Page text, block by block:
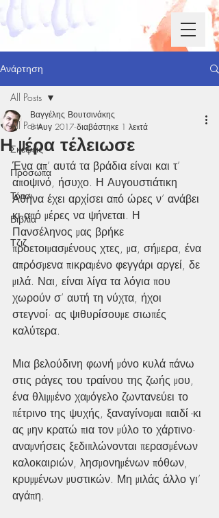
Ανάρτηση
All Posts
Σκέψεις
Πρόσωπα
Τόποι
Βιβλία
Τζιζ
All Posts
Η μέρα τέλειωσε
Βαγγέλης Βουτσινάκης
8 Αυγ 2017 διαβάστηκε 1 λεπτά
Ένα απ’ αυτά τα βράδια είναι και τ’
αποψινό, ήσυχο. Η Αυγουστιάτικη
Αθήνα έχει αρχίσει από ώρες ν’ ανάβει
κι από μέρες να ψήνεται. Η
Πανσέληνος μας βρήκε
προετοιμασμένους χτες, μα, σήμερα, ένα
απρόσμενα πικραμένο φεγγάρι αργεί, δε
μιλά. Ναι, είναι λίγα τα λόγια που
χωρούν σ’ αυτή τη νύχτα, ήχοι
στεγνοί· ας ψιθυρίσουμε σιωπές
καλύτερα.
Μια βελούδινη φωνή μόνο κυλά πάνω
στις ράγες του τραίνου της ζωής μου,
ένα θλιμμένο χαμόγελο ζωντανεύει το
πέτρινο της ψυχής, ξαναγίνομαι παιδί -κι
ας μην κρατώ πια τον μύλο το χάρτινο·
αναμνήσεις ξεδιπλώνονται περασμένων
καλοκαιριών, λησμονημένων πόθων,
κρυμμένων μυστικών. Μη μιλάς άλλο γι’
αγάπη.